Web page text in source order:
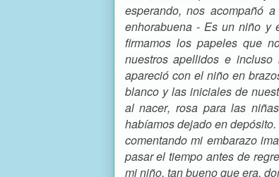
esperando, nos acompañó
enhorabuena - Es un niño y
firmamos los papeles que
nuestros apellidos e
apareció con el niño en
blanco y las iniciales de
al nacer, rosa para las
habíamos dejado en
comentando mi embarazo
pasar el tiempo antes de
mi niño, tan bueno que era,